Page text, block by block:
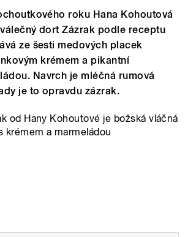
roku Hana Kohoutová
dort Zázrak podle receptu
ze šesti medových placek
krémem a pikantní
Navrch je mléčná rumová
je to opravdu zázrak.
od Hany Kohoutové je božská vláčná
krémem a marmeládou